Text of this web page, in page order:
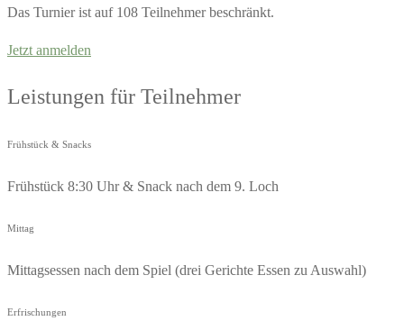
Das Turnier ist auf 108 Teilnehmer beschränkt.
Jetzt anmelden
Leistungen für Teilnehmer
Frühstück & Snacks
Frühstück 8:30 Uhr & Snack nach dem 9. Loch
Mittag
Mittagsessen nach dem Spiel (drei Gerichte Essen zu Auswahl)
Erfrischungen